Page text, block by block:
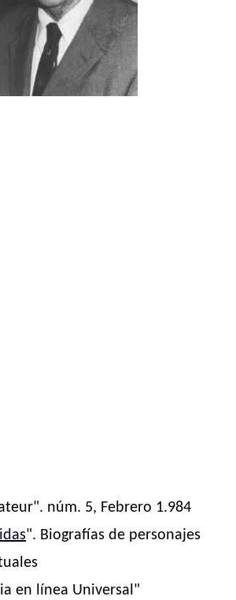
núm. 5, Febrero 1.984
". Biografías de personajes
en línea Universal"